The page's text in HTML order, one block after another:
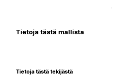
Tietoja tästä mallista
Tietoja tästä tekijästä